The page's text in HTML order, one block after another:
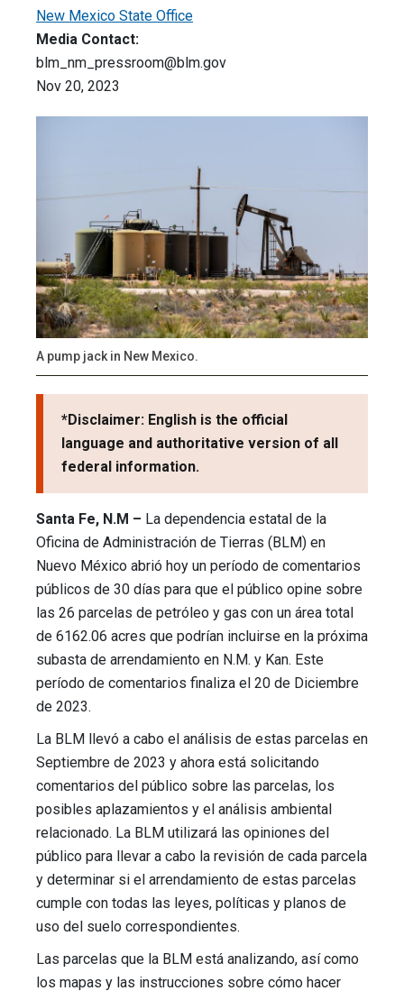
New Mexico State Office
Media Contact:
blm_nm_pressroom@blm.gov
Nov 20, 2023
A pump jack in New Mexico.
*Disclaimer: English is the official
language and authoritative version of all
federal information.
Santa Fe, N.M – La dependencia estatal de la
Oficina de Administración de Tierras (BLM) en
Nuevo México abrió hoy un período de comentarios
públicos de 30 días para que el público opine sobre
las 26 parcelas de petróleo y gas con un área total
de 6162.06 acres que podrían incluirse en la próxima
subasta de arrendamiento en N.M. y Kan. Este
período de comentarios finaliza el 20 de Diciembre
de 2023.
La BLM llevó a cabo el análisis de estas parcelas en
Septiembre de 2023 y ahora está solicitando
comentarios del público sobre las parcelas, los
posibles aplazamientos y el análisis ambiental
relacionado. La BLM utilizará las opiniones del
público para llevar a cabo la revisión de cada parcela
y determinar si el arrendamiento de estas parcelas
cumple con todas las leyes, políticas y planos de
uso del suelo correspondientes.
Las parcelas que la BLM está analizando, así como
los mapas y las instrucciones sobre cómo hacer